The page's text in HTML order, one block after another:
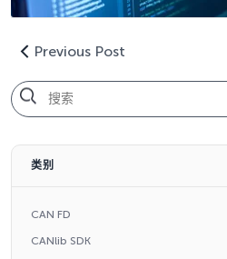
Previous Post
类别
CAN FD
CANlib SDK